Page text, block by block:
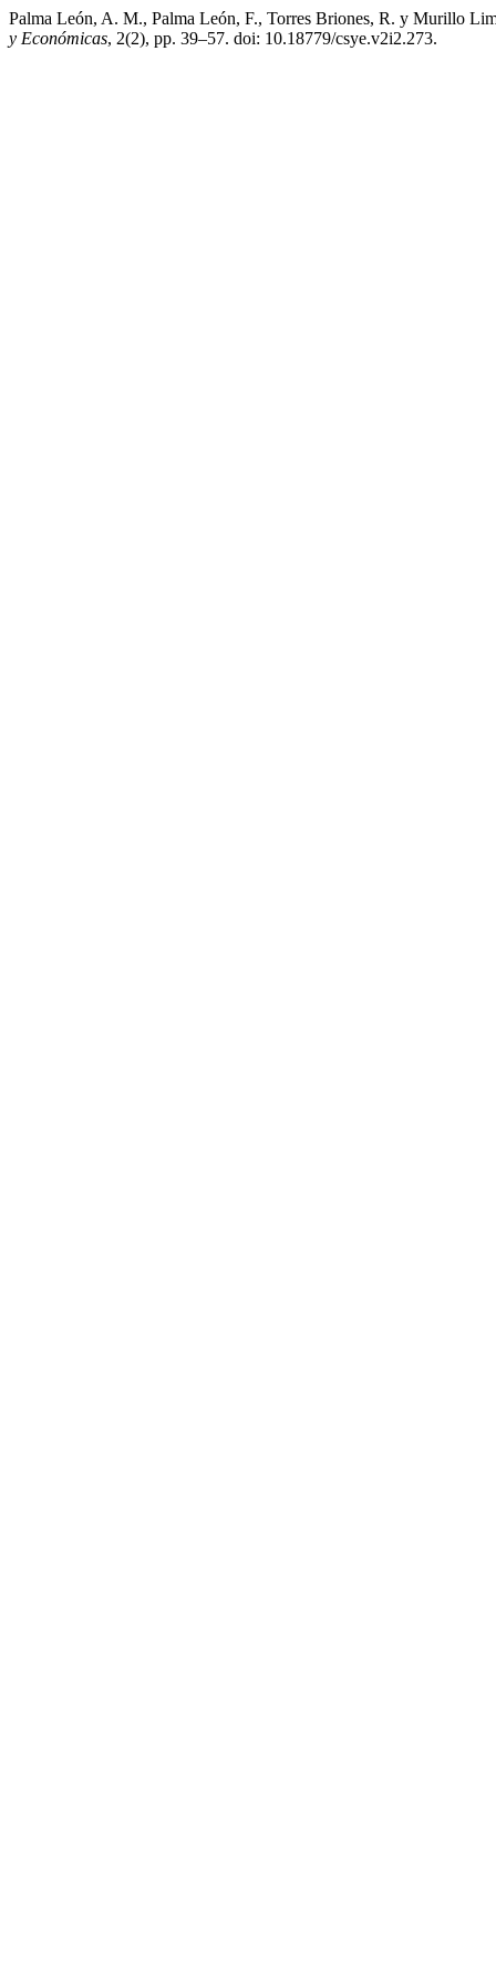
Palma León, A. M., Palma León, F., Torres Briones, R. y Murillo
y Económicas, 2(2), pp. 39–57. doi: 10.18779/csye.v2i2.273.